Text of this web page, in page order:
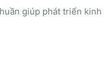
giúp phát triển